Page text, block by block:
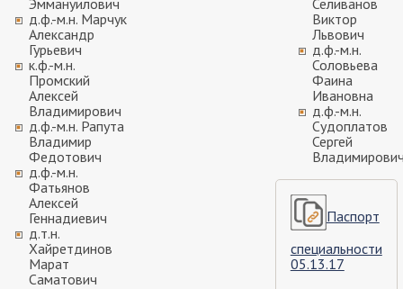
д.ф.-м.н. Марчук
Александр
Гурьевич
к.ф.-м.н.
Промский
Алексей
Владимирович
д.ф.-м.н. Рапута
Владимир
Федотович
д.ф.-м.н.
Фатьянов
Алексей
Геннадиевич
д.т.н.
Хайретдинов
Марат
Саматович
Виктор
Львович
д.ф.-м.н.
Соловьева
Фаина
Ивановна
д.ф.-м.н.
Судоплатов
Сергей
Паспорт
специальности
05.13.17